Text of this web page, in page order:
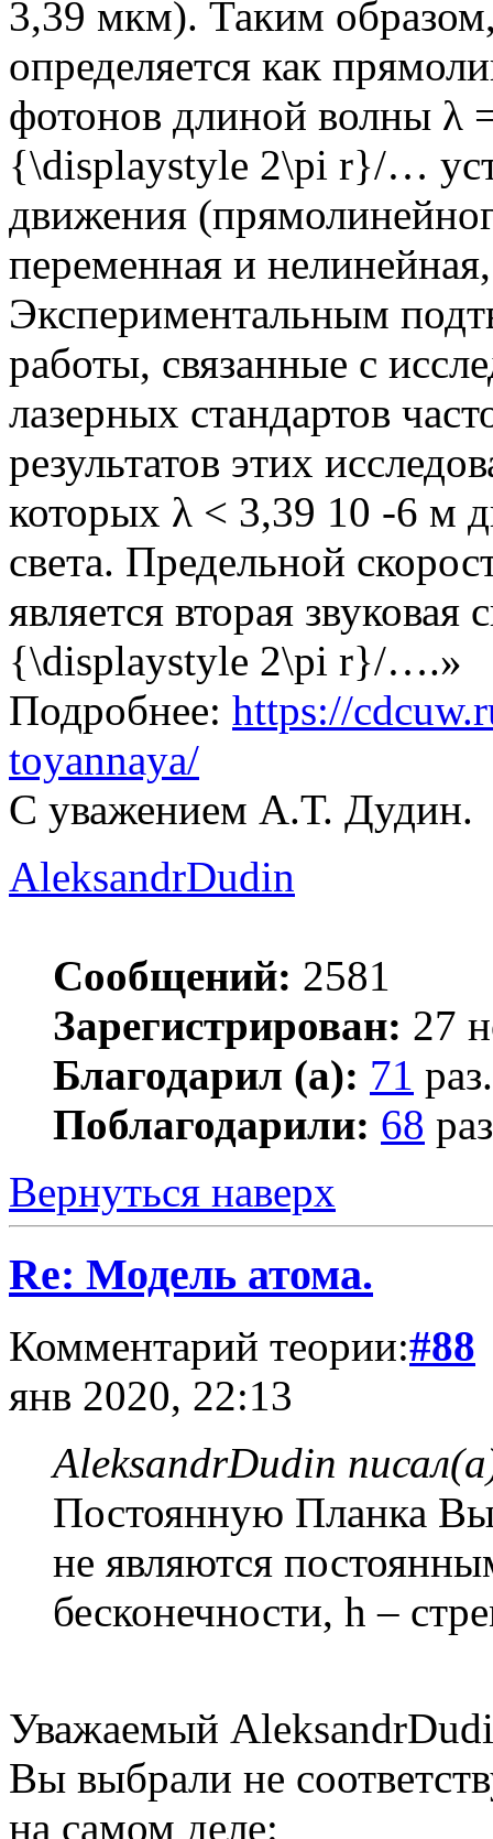
3,39 мкм). Таким
определяется как
фотонов длиной волны λ
{\displaystyle 2\pi r}/…
движения
переменная и
Экспериментальным
работы, связанные с
лазерных стандартов
результатов этих
которых λ < 3,39 10 -6 м
света. Предельной
является вторая
{\displaystyle 2\pi r}/….»
Подробнее: https://
toyannaya/
С уважением А.Т. Дудин.
AleksandrDudin
Сообщений: 2581
Зарегистрирован: 27
Благодарил (а): 71 раз.
Поблагодарили: 68
Вернуться наверх
Re: Модель атома.
Комментарий теории:#88
янв 2020, 22:13
AleksandrDudin
Постоянную Планка
не являются
бесконечности, h –
Уважаемый
Вы выбрали не
на самом деле: